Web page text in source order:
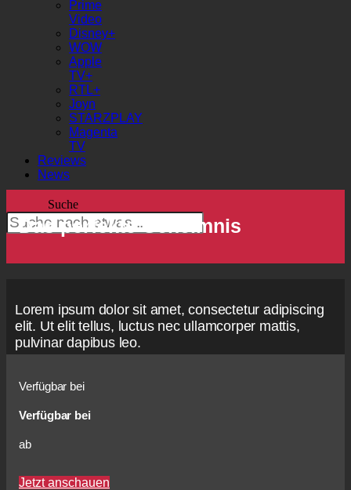
Prime
Video
Disney+
WOW
Apple
TV+
RTL+
Joyn
STARZPLAY
Magenta
TV
Reviews
News
Suche
Das perfekte Geheimnis
Lorem ipsum dolor sit amet, consectetur adipiscing
elit. Ut elit tellus, luctus nec ullamcorper mattis,
pulvinar dapibus leo.
Verfügbar bei
Verfügbar bei
ab
Jetzt anschauen